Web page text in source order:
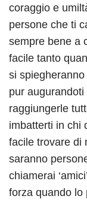
coraggio e
persone che ti
sempre bene a
facile tanto
si
pur
raggiungerle
imbatterti in chi
facile trovare di
saranno
chiamerai
forza quando lo